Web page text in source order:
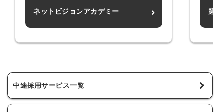
ネットビジョンアカデミー 第
中途採用サービス一覧